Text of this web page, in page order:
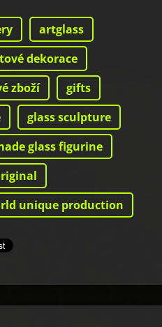
artglass
dekorace
zboží
gifts
glass sculpture
glass figurine
unique production